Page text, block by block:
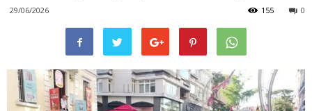
29/06/2026 0
155